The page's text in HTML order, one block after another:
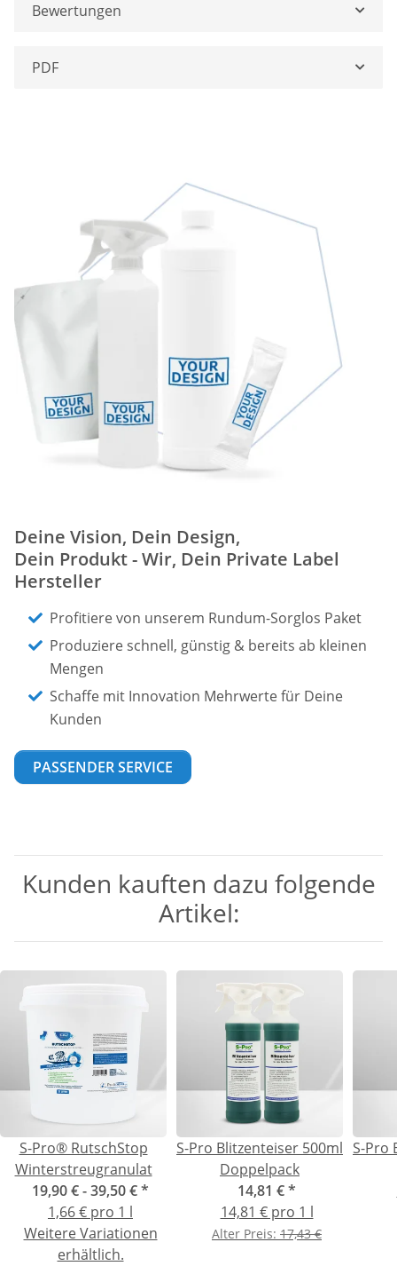
Bewertungen
PDF
Deine Vision, Dein Design,
Dein Produkt - Wir, Dein Private Label
Hersteller
Profitiere von unserem Rundum-Sorglos Paket
Produziere schnell, günstig & bereits ab kleinen
Mengen
Schaffe mit Innovation Mehrwerte für Deine
Kunden
PASSENDER SERVICE
Kunden kauften dazu folgende
Artikel:
S-Pro® RutschStop
Winterstreugranulat
19,90 € -39,50 €*
1,66 € pro 1 l
Weitere Variationen
erhältlich.
S-Pro Blitzenteiser 500ml
Doppelpack
14,81 €*
14,81 € pro 1 l
Alter Preis: 17,43 €
S-Pro